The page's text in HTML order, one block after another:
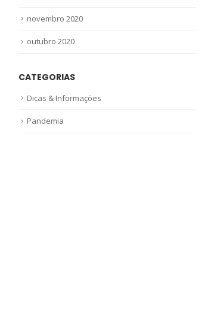
novembro 2020
outubro 2020
CATEGORIAS
Dicas & Informações
Pandemia